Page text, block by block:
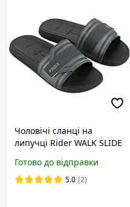
Чоловічі сланці на
липучці Rider WALK SLIDE
Готово до відправки
5.0 (2)